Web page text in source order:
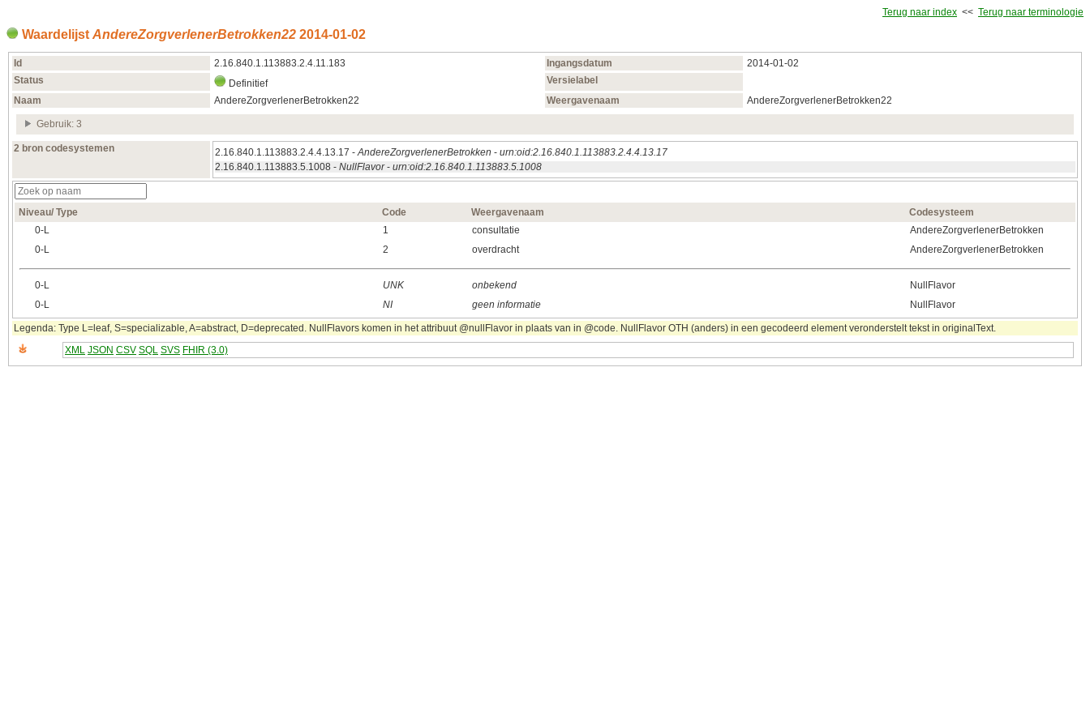
Terug naar index << Terug naar terminologie
Waardelijst AndereZorgverlenerBetrokken22 2014‑01‑02
Id 2.16.840.1.113883.2.4.11.183 Ingangsdatum
2014‑01‑02
Status
Definitief
Versielabel
Naam
AndereZorgverlenerBetrokken22 Weergavenaam AndereZorgverlenerBetrokken22
Gebruik: 3
2 bron codesystemen 2.16.840.1.113883.2.4.4.13.17 -AndereZorgverlenerBetrokken - urn:oid:2.16.840.1.113883.2.4.4.13.17
2.16.840.1.113883.5.1008 - NullFlavor- urn:oid:2.16.840.1.113883.5.1008
Niveau/ Type Code Weergavenaam
Codesysteem
0‑L
1 consultatie
AndereZorgverlenerBetrokken
0‑L
2 overdracht AndereZorgverlenerBetrokken
0‑L UNK onbekend
NullFlavor
0‑L
NI geen informatie NullFlavor
Legenda: Type L=leaf, S=specializable, A=abstract, D=deprecated. NullFlavors komen in het attribuut @nullFlavor in plaats van in @code. NullFlavor OTH (anders) in een gecodeerd element veronderstelt tekst in originalText.
XML JSON CSV SQL SVS FHIR (3.0)